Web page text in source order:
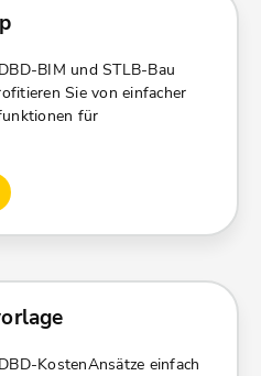
BIM und STLB-Bau
Sie von einfacher
für
KostenAnsätze einfach